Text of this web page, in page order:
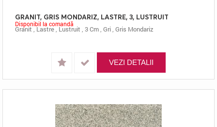
GRANIT, GRIS MONDARIZ, LASTRE, 3, LUSTRUIT
Granit,Lastre,Lustruit 3 Cm Gri Gris Mondariz
Disponibil la comandă
VEZI DETALII